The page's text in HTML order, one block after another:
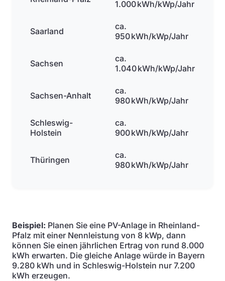
1.000 kWh/kWp/Jahr
Saarland
ca.
950 kWh/kWp/Jahr
Sachsen
ca.
1.040 kWh/kWp/Jahr
Sachsen-Anhalt
ca.
980 kWh/kWp/Jahr
Schleswig-
Holstein
ca.
900 kWh/kWp/Jahr
Thüringen
ca.
980 kWh/kWp/Jahr
Beispiel: Planen Sie eine PV-Anlage in Rheinland-
Pfalz mit einer Nennleistung von 8 kWp, dann
können Sie einen jährlichen Ertrag von rund 8.000
kWh erwarten. Die gleiche Anlage würde in Bayern
9.280 kWh und in Schleswig-Holstein nur 7.200
kWh erzeugen.